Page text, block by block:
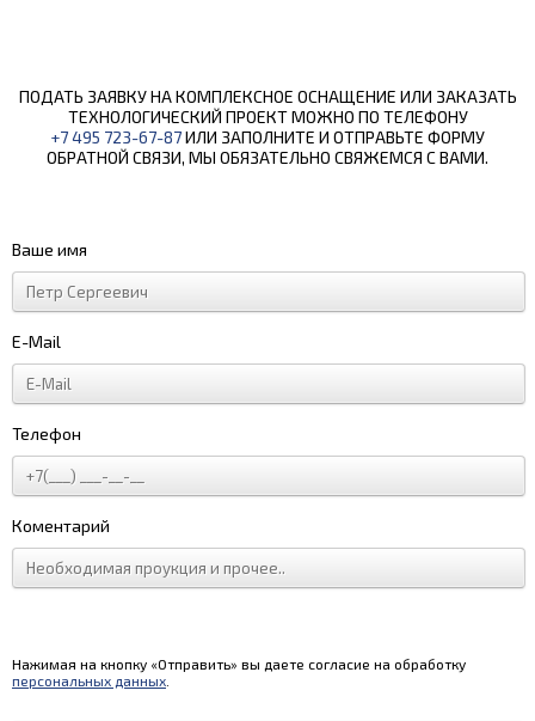
ПОДАТЬ ЗАЯВКУ НА КОМПЛЕКСНОЕ ОСНАЩЕНИЕ ИЛИ ЗАКАЗАТЬ
ТЕХНОЛОГИЧЕСКИЙ ПРОЕКТ МОЖНО ПО ТЕЛЕФОНУ
+7 495 723-67-87ИЛИ ЗАПОЛНИТЕ И ОТПРАВЬТЕ ФОРМУ
ОБРАТНОЙ СВЯЗИ, МЫ ОБЯЗАТЕЛЬНО СВЯЖЕМСЯ С ВАМИ.
Ваше имя
E-Mail
Телефон
Коментарий
Нажимая на кнопку «Отправить» вы даете согласие на обработку
персональных данных